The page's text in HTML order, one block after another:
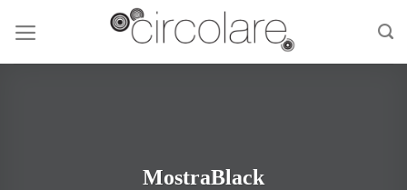
content
MostraBlack